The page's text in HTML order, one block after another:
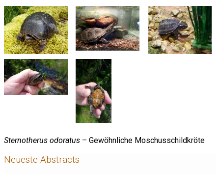
Sternotherus odoratus – Gewöhnliche Moschusschildkröte
Neueste Abstracts